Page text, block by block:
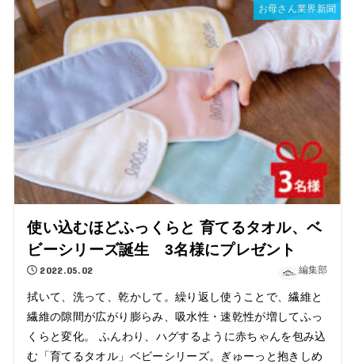
お母さん業界新聞
使い込むほどふっくらと 育てるタオル、ベ
ビーシリーズ誕生 3名様にプレゼント
2022.05.02 編集部
拭いて、洗って、乾かして。繰り返し使うことで、繊維と
繊維の隙間が広がり膨らみ、吸水性・速乾性が増してふっ
くらと変化。 ふんわり、ハグするように赤ちゃんを包み込
む「育てるタオル」ベビーシリーズ。ぎゅーっと抱きしめ